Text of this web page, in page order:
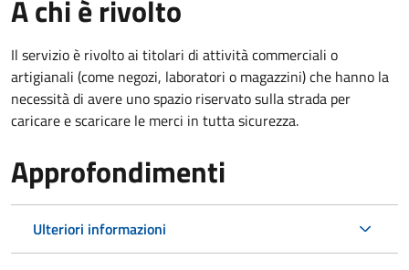
A chi è rivolto
Il servizio è rivolto ai titolari di attività commerciali o
artigianali (come negozi, laboratori o magazzini) che hanno la
necessità di avere uno spazio riservato sulla strada per
caricare e scaricare le merci in tutta sicurezza.
Approfondimenti
Ulteriori informazioni